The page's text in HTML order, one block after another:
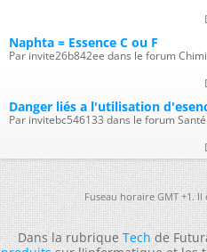
Naphta = Essence C ou F
Par invite26b842ee dans le forum
Danger liés a l'utilisation
Par invitebc546133 dans le forum
Fuseau horaire GMT +1.
Dans la rubriqueTechde